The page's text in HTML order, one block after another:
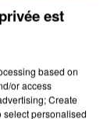
est
based on
or access
Create
select personalised